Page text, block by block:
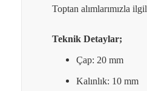
Toptan alımlarımızla
Teknik Detaylar;
Çap: 20 mm
Kalınlık: 10 mm
Eposta Adresiniz
DEĞİŞİM
İADE